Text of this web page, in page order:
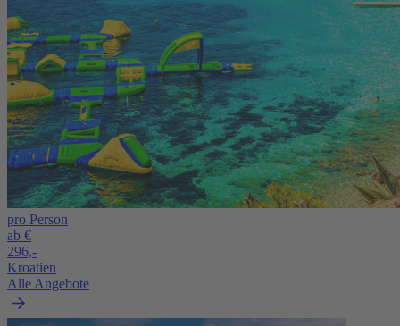
pro Person
ab €
296,-
Kroatien
Alle Angebote